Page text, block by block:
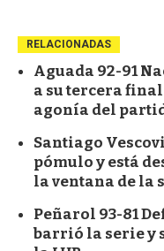
RELACIONADAS
Aguada 92-91
a su tercera
agonía del
Santiago
pómulo y está
la ventana de la
Peñarol 93-81
barrió la serie y